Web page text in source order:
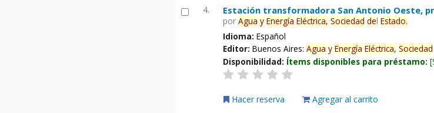
4. Estación transformadora San Antonio Oeste,
porAgua y Energía Eléctrica, Sociedad delEstado.
Idioma:Español
Editor:Buenos Aires:Agua y Energía Eléctrica, Sociedad
Disponibilidad: Ítems disponibles para préstamo:
Hacer reserva Agregar al carrito